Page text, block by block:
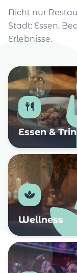
Nicht nur
Stadt: Essen,
Erlebnisse.
Essen &
Wellness